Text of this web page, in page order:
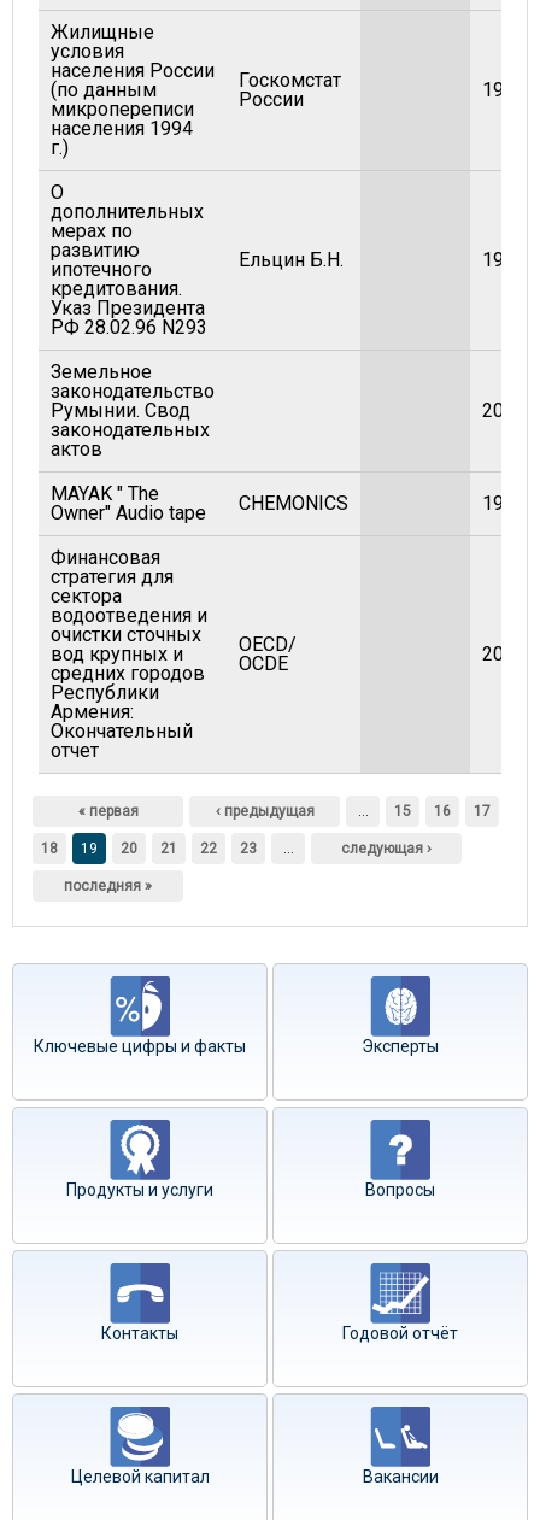
Жилищные
условия
населения России
(по данным
микропереписи
населения 1994
г.)
Госкомстат
России
1995
О
дополнительных
мерах по
развитию
ипотечного
кредитования.
Указ Президента
РФ 28.02.96 N293
Ельцин Б.Н. 1996
Земельное
законодательство
Румынии. Свод
законодательных
актов
2001
MAYAK " The
Owner" Audio tape
CHEMONICS 1996
Финансовая
стратегия для
сектора
водоотведения и
очистки сточных
вод крупных и
средних городов
Республики
Армения:
Окончательный
отчет
OECD/
OCDE
2004
« первая ‹ предыдущая … 15 16 17
18 19 20 21 22 23 … следующая ›
последняя »
Ключевые цифры и факты Эксперты
Продукты и услуги Вопросы
Контакты Годовой отчёт
Целевой капитал Вакансии